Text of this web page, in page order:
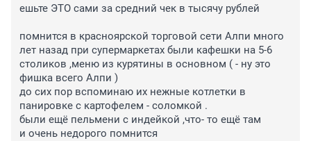
ешьте ЭТО сами за средний чек в тысячу рублей
помнится в красноярской торговой сети Алпи много
лет назад при супермаркетах были кафешки на 5-6
столиков ,меню из курятины в основном ( - ну это
фишка всего Алпи )
до сих пор вспоминаю их нежные котлетки в
панировке с картофелем - соломкой .
были ещё пельмени с индейкой ,что- то ещё там
и очень недорого помнится